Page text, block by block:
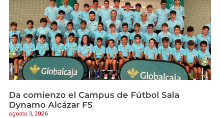
Da comienzo el Campus de Fútbol Sala
Dynamo Alcázar FS
agosto 3, 2026